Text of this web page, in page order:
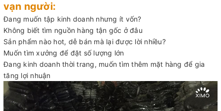
vạn người:
Đang muốn tập kinh doanh nhưng ít vốn?
Không biết tìm nguồn hàng tận gốc ở đâu
Sản phẩm nào hot, dễ bán mà lại được lời nhiều?
Muốn tìm xưởng để đặt số lượng lớn
Đang kinh doanh thời trang, muốn tìm thêm mặt hàng để gia
tăng lợi nhuận